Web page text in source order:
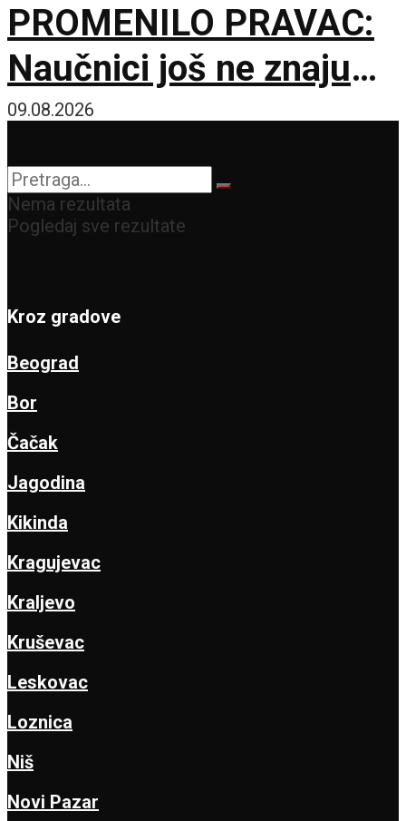
PROMENILO PRAVAC:
Naučnici još ne znaju
šta ga je nateralo da se
okrene
09.08.2026
Nema rezultata
Pogledaj sve rezultate
Kroz gradove
Beograd
Bor
Čačak
Jagodina
Kikinda
Kragujevac
Kraljevo
Kruševac
Leskovac
Loznica
Niš
Novi Pazar